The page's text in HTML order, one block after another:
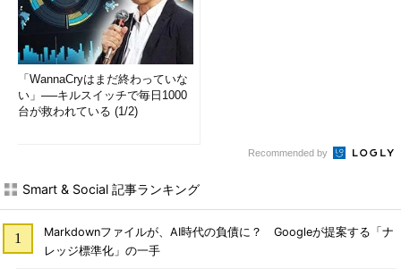
「WannaCryはまだ終わっていな
い」──キルスイッチで毎日1000
台が救われている (1/2)
Recommended by
Smart & Social 記事ランキング
Markdownファイルが、AI時代の負債に？ Googleが提案する「ナ
レッジ標準化」の一手